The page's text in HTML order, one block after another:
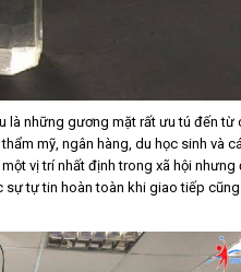
là những gương mặt rất ưu tú đến từ
mỹ, ngân hàng, du học sinh và
vị trí nhất định trong xã hội nhưng
sự tự tin hoàn toàn khi giao tiếp